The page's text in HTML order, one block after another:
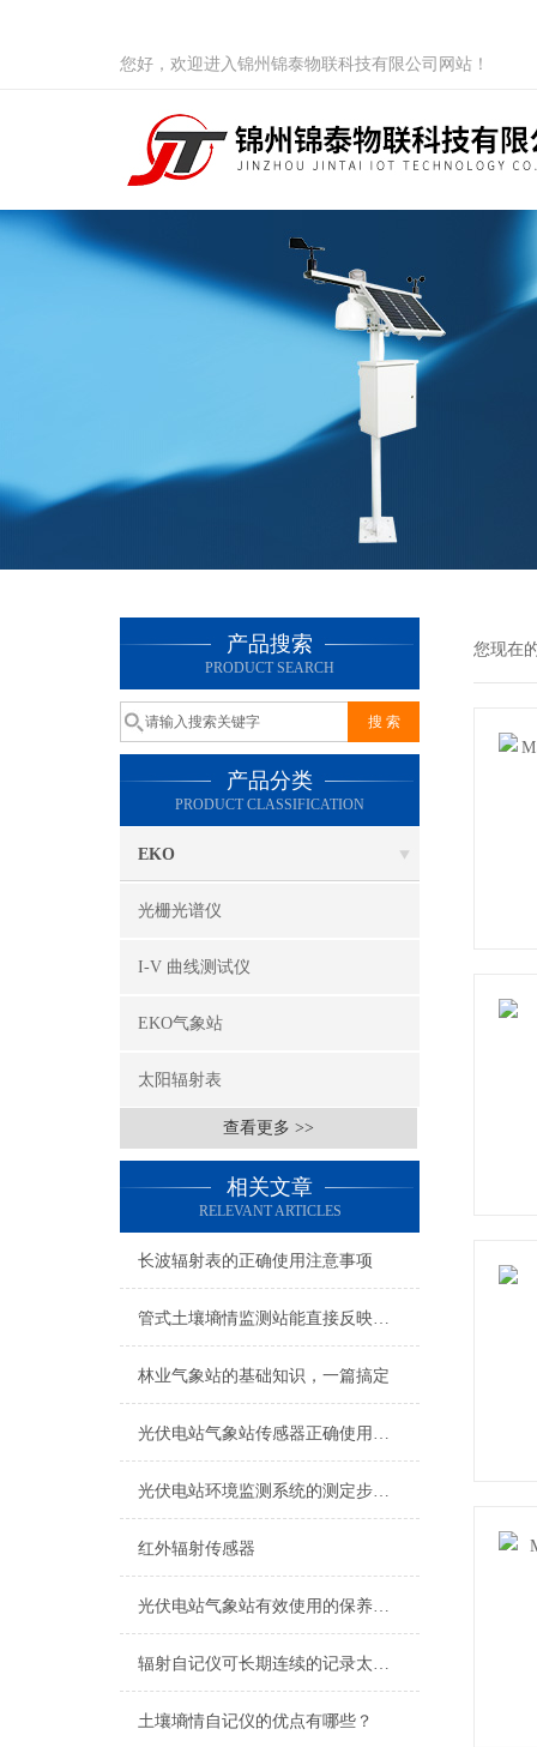
您好，欢迎进入锦州锦泰物联科技有限公司网站！
产品搜索
PRODUCT SEARCH
产品分类
PRODUCT CLASSIFICATION
EKO
光栅光谱仪
I-V 曲线测试仪
EKO气象站
太阳辐射表
查看更多 >>
相关文章
RELEVANT ARTICLES
长波辐射表的正确使用注意事项
管式土壤墒情监测站能直接反映各种土壤中的含水量
林业气象站的基础知识，一篇搞定
光伏电站气象站传感器正确使用的重要性
光伏电站环境监测系统的测定步骤及使用注意事项
红外辐射传感器
光伏电站气象站有效使用的保养建议
辐射自记仪可长期连续的记录太阳辐射数据
土壤墒情自记仪的优点有哪些？
您现在